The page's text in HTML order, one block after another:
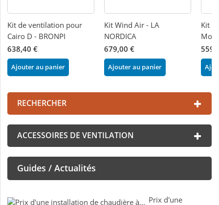
Kit de ventilation pour
Cairo D - BRONPI
638,40 €
Ajouter au panier
Kit Wind Air - LA
NORDICA
679,00 €
Ajouter au panier
Kit
RECHERCHER
ACCESSOIRES DE VENTILATION
Guides / Actualités
Prix d'une